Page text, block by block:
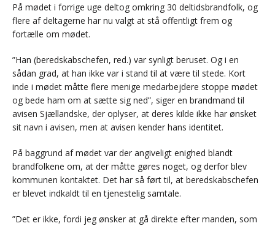
På mødet i forrige uge deltog omkring 30 deltidsbrandfolk, og
flere af deltagerne har nu valgt at stå offentligt frem og
fortælle om mødet.
”Han (beredskabschefen, red.) var synligt beruset. Og i en
sådan grad, at han ikke var i stand til at være til stede. Kort
inde i mødet måtte flere menige medarbejdere stoppe mødet
og bede ham om at sætte sig ned”, siger en brandmand til
avisen Sjællandske, der oplyser, at deres kilde ikke har ønsket
sit navn i avisen, men at avisen kender hans identitet.
På baggrund af mødet var der angiveligt enighed blandt
brandfolkene om, at der måtte gøres noget, og derfor blev
kommunen kontaktet. Det har så ført til, at beredskabschefen
er blevet indkaldt til en tjenestelig samtale.
”Det er ikke, fordi jeg ønsker at gå direkte efter manden, som